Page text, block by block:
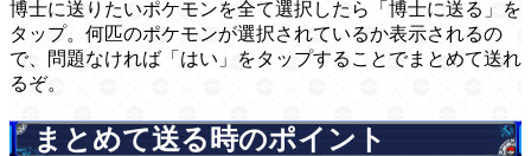
博士に送りたいポケモンを全て選択したら「博士に送る」を
タップ。何匹のポケモンが選択されているか表示されるの
で、問題なければ「はい」をタップすることでまとめて送れ
るぞ。
まとめて送る時のポイント